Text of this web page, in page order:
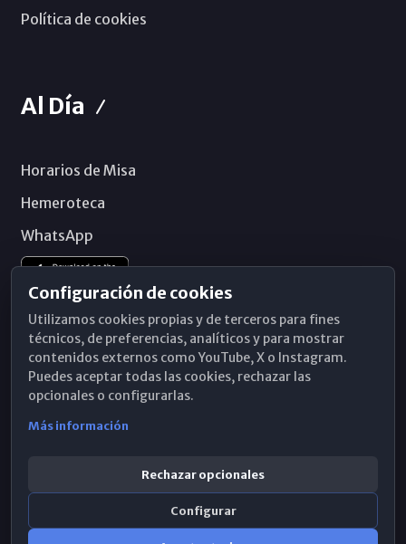
Política de cookies
Al Día
Horarios de Misa
Hemeroteca
WhatsApp
Configuración de cookies
Utilizamos cookies propias y de terceros para fines
técnicos, de preferencias, analíticos y para mostrar
contenidos externos como YouTube, X o Instagram.
Puedes aceptar todas las cookies, rechazar las
opcionales o configurarlas.
Más información
Rechazar opcionales
Configurar